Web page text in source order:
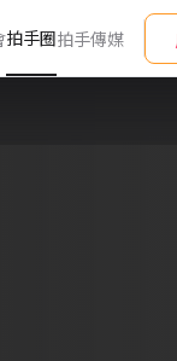
拍手圈拍手傳媒